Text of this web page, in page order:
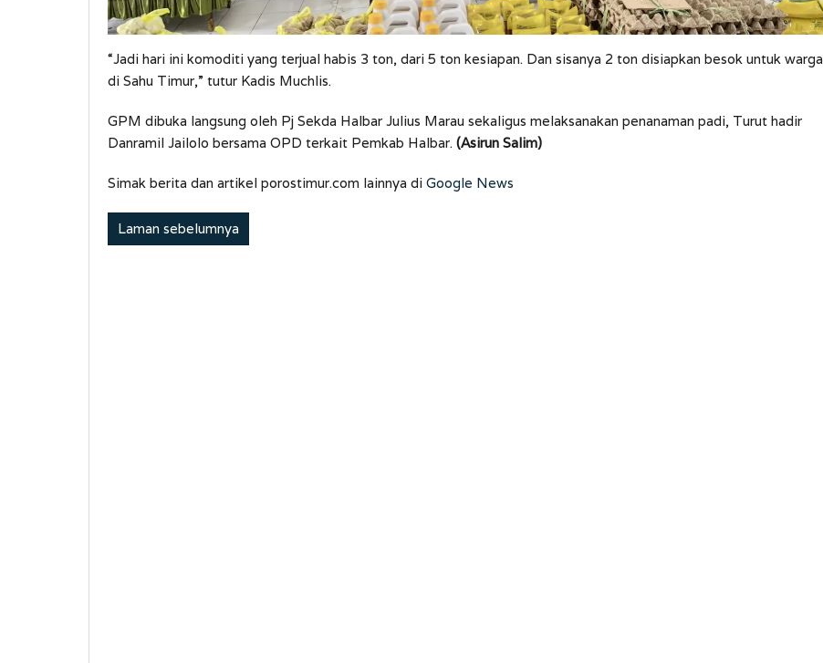
“Jadi hari ini komoditi yang terjual habis 3 ton, dari 5 ton kesiapan. Dan sisanya 2 ton disiapkan besok untuk warga
di Sahu Timur,” tutur Kadis Muchlis.
GPM dibuka langsung oleh Pj Sekda Halbar Julius Marau sekaligus melaksanakan penanaman padi, Turut hadir
Danramil Jailolo bersama OPD terkait Pemkab Halbar. (Asirun Salim)
Simak berita dan artikel porostimur.com lainnya di Google News
Laman sebelumnya